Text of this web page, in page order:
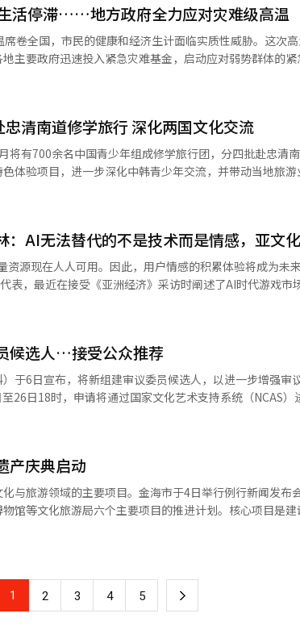
的欢呼是他的动力。“在谢幕时，观众的热烈掌声让我
开时，俄罗斯观众对我说‘你的优美手臂和手势让我感动
感。” 演出将于8月14日至23日在艺术殿堂歌剧院上演。 ※ 本报道经
响力，以及KBO和原创内容的成功，推动了增长。在
，已在日本及亚太17个国家以品牌馆的形式推出。然而，
电视广告收入下降20.9%。电影和电视剧部门的营收同
部门专注于向海外本地平台进行单独销售，以建立稳定的
健的增长势头。然而，全球工作室FIFTH SEASON的内容
门的营收为4028亿韩元，同比增加4.4%，营业利润为260
，积极在YouTube、Instagram和TikTok等外部渠道传播
增长161.3%，应用新安装量增长25.6%，月活跃用户数
部门成功扭亏为盈，证明了平台业务的体质改善，同时
表现也十分突出。”他还表示：“下半年将继续扩大平台
活停滞……地方政府全力应对灾难级高温
卷全国，市民的健康和经济生计面临实质性威胁。这次
府迅速投入紧急灾难基金，启动应对弱势群体的紧急措施。 气象厅
高气温将超过39度，并于8月5日对包括首尔在内的全国主
外活动因安全原因全面取消，主要旅游景点的解说活动
商户受到重创。 一位户外活动导演A表示：“活动取消导致我这
暑更让我担忧。”现场工作人员B也表示：“虽然暂停作
温灾害的全面扩散，各地政府迅速展开应急响应。首
”的三大应对措施，投入总额205亿韩元的灾害救助基金
策总部，检查建筑工地的休息时间遵守情况，并加强对农
制的对策，如动用洒水车、运营户外饮用水冰箱、24小时开放
，保护措施也在集中实施。首尔市向约41万户低收入家
电费支持和上门护理服务。 对于独居老人和残疾人等健康脆弱群体的
1至2次的关怀探访，并扩大为流动劳动者提供的30个休息
和生计，地方政府必须动用所有行政力量，消除安全盲区，
）系统翻译与编辑。
清南道修学旅行 深化两国文化交流
将有700余名中国青少年组成修学旅行团，分四批赴忠清
项目，进一步深化中韩青少年交流，并带动当地旅游业发展。 据忠清
落地，是忠清南道驻华办事处与忠清南道观光协会携手中
道特色的项目，对活动内容给予了较高评价。 忠清南道政府表示，在后续行
重点旅游资源、特色节庆活动及文化体验项目，为今后吸
，并结合夜间旅游资源，开发集旅游、文化交流、兴趣体
府负责人表示，此次成功吸引中国青少年修学旅行
，忠清南道中国办事处还计划以青少年交流为起点，围
出的弘扬“忠、孝、礼”忠清精神目标，逐步扩大中韩文化
步深化两国民间友好往来。
：AI无法替代的不是技术而是情感，亚文
资源现在人人可用。因此，用户情感的积累体验将成为未
表，最近在接受《亚洲经济》采访时阐述了AI时代游戏市
公司积累了丰富的亚文化游戏开发经验，并领导了多个重
的内容，即“AI垃圾（AI Slop）”，开始在全球市场泛滥。
反而是‘在这部作品中才能感受到的独特情感’的创造能
面临重新确立AI技术与人类创作关系的任务。朴代表强
事背景和情感投入等机器难以再现的领域，必须由人类创
方式将成为未来游戏开发的核心战略。 他认为，不仅要通
之一。 涵盖动画、漫画、游戏和小说的“ACGN内容”在
生态系统。曾被视为小众群体专属的亚文化，如今已成为娱
，还会以自己的方式重新解读角色和叙事，扩展为收集周
通的结合，形成了自生的粉丝生态，这被视为亚文化文化
戏的亚文化用户。这些兴趣和经历自然反映在游戏开发方
角色的瞬间。他们与虚拟世界中的角色共同成长，沉浸于
坚实的粉丝基础，延续了IP的生命力，这就是当今亚文化
候选人…接受公众推荐
于6日宣布，将新组建审议委员候选人，以进一步增强审
内担任阿尔科项目的审议、评估和咨询委员会成员。 此次招募为扩大现场
，也可申请。如果在最近五年内有卓越的现场性和专业性
纳入审查对象。 招募领域已调整为文学、视觉艺术、戏剧·音乐
元艺术和文化一般共8个领域。申请者最多可选择两个领
权利侵害情况确认等程序，于10月最终委任。现任候选人
翻译与编辑。
产庆典启动
与旅游领域的主要项目。金海市于4日举行例行新闻发布
馆等文化旅游局六个主要项目的推进计划。核心项目是
划废除两座设施之间的道路，在内洞1149号区域建设
并通过市民问卷调查和居民说明会制定了分阶段的推进方案
根据财政状况分阶段推进项目。首先在今年的第一次追加
算中确保第一阶段广场建设费用2100万韩元，计划优先建
1 2 3 4 5 下